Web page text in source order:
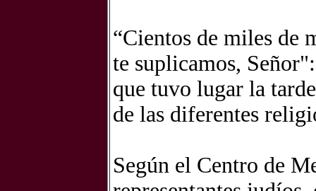
“Cientos de miles de
te suplicamos,
que tuvo lugar la
de las diferentes
Según el Centro de